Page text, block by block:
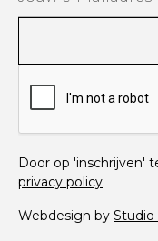
Door op 'inschrijven'
privacy policy.
Webdesign by Studio